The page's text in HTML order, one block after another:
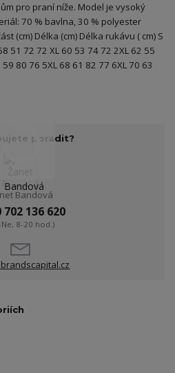
pro praní níže. Model je vysoký
70 % bavlna, 30 % polyester
(cm) Délka (cm) Délka rukávu ( cm) S
51 72 72 XL 60 53 74 72 2XL 62 55
80 76 5XL 68 61 82 77 6XL 70 63
poradit?
Bandová
702 136 620
Ne, 8-20 hod.)